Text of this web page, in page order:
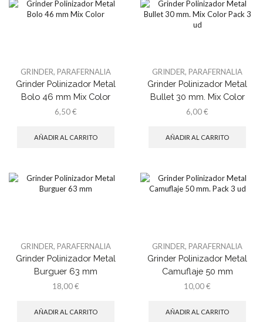
GRINDER, PARAFERNALIA
Grinder Polinizador Metal
Bolo 46 mm Mix Color
6,50€
AÑADIR AL CARRITO
GRINDER, PARAFERNALIA
Grinder Polinizador Metal
Bullet 30 mm. Mix Color
6,00€
AÑADIR AL CARRITO
GRINDER, PARAFERNALIA
Grinder Polinizador Metal
Burguer 63 mm
18,00€
AÑADIR AL CARRITO
GRINDER, PARAFERNALIA
Grinder Polinizador Metal
Camuflaje 50 mm
10,00€
AÑADIR AL CARRITO